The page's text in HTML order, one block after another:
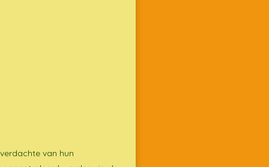
van hun